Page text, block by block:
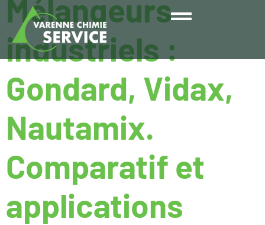
Mélangeurs
industriels :
Gondard, Vidax,
Nautamix.
Comparatif et
applications